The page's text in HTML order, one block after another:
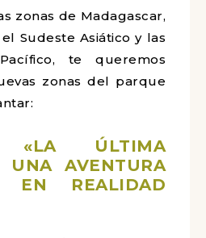
zonas de Madagascar,
Sudeste Asiático y las
te queremos
zonas del parque
«LA ÚLTIMA
UNA AVENTURA
EN REALIDAD